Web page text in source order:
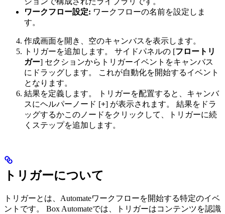
ワークフロー設定: ワークフローの名前を設定しま
す。
作成画面を開き、空のキャンバスを表示します。
トリガーを追加します。 サイドパネルの [フロートリ
ガー] セクションからトリガーイベントをキャンバス
にドラッグします。 これが自動化を開始するイベント
となります。
結果を定義します。 トリガーを配置すると、キャンバ
スにヘルパーノード [+] が表示されます。 結果をドラ
ッグするかこのノードをクリックして、トリガーに続
くステップを追加します。
トリガーについて
トリガーとは、Automateワークフローを開始する特定のイベ
ントです。 Box Automateでは、トリガーはコンテンツを認識